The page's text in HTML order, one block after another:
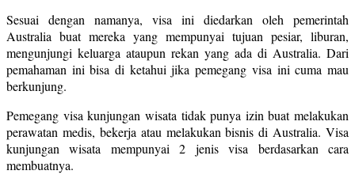
Sesuai dengan namanya, visa ini diedarkan oleh pemerintah
Australia buat mereka yang mempunyai tujuan pesiar, liburan,
mengunjungi keluarga ataupun rekan yang ada di Australia. Dari
pemahaman ini bisa di ketahui jika pemegang visa ini cuma mau
berkunjung.
Pemegang visa kunjungan wisata tidak punya izin buat melakukan
perawatan medis, bekerja atau melakukan bisnis di Australia. Visa
kunjungan wisata mempunyai 2 jenis visa berdasarkan cara
membuatnya.